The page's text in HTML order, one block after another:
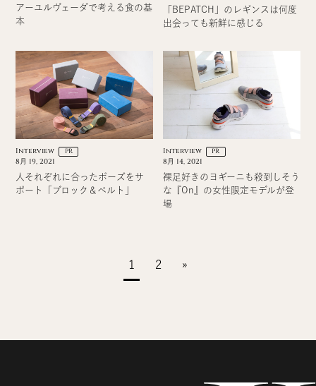
アーユルヴェーダで考える食の基
本
「BEPATCH」のレギンスは何度
出会っても新鮮に感じる
Interview PR
8月 19, 2021
人それぞれに合ったポーズをサ
ポート「ブロック＆ベルト」
Interview PR
8月 14, 2021
裸足好きのヨギーニも殺到しそう
な『On』の女性限定モデルが登
場
1 2 »